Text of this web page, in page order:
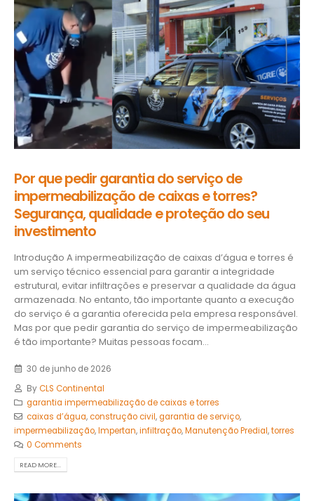
Por que pedir garantia do serviço de
impermeabilização de caixas e torres?
Segurança, qualidade e proteção do seu
investimento
Introdução A impermeabilização de caixas d’água e torres é
um serviço técnico essencial para garantir a integridade
estrutural, evitar infiltrações e preservar a qualidade da água
armazenada. No entanto, tão importante quanto a execução
do serviço é a garantia oferecida pela empresa responsável.
Mas por que pedir garantia do serviço de impermeabilização
é tão importante? Muitas pessoas focam...
30 de junho de 2026
ByCLS Continental
garantia impermeabilização de caixas e torres
caixas d’água,construção civil,garantia de serviço,
impermeabilização,Impertan,infiltração,Manutenção Predial,torres
0 Comments
READ MORE...